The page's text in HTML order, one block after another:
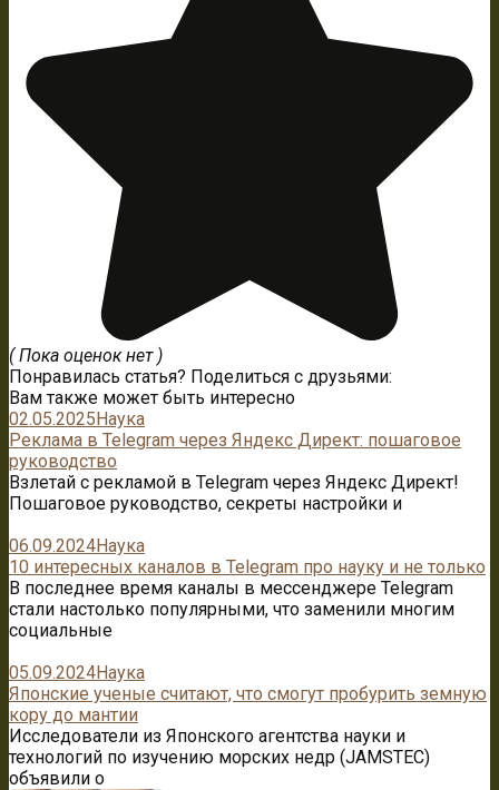
( Пока оценок нет )
Понравилась статья? Поделиться с друзьями:
Вам также может быть интересно
02.05.2025Наука
Реклама в Telegram через Яндекс Директ: пошаговое
руководство
Взлетай с рекламой в Telegram через Яндекс Директ!
Пошаговое руководство, секреты настройки и
06.09.2024Наука
10 интересных каналов в Telegram про науку и не только
В последнее время каналы в мессенджере Telegram
стали настолько популярными, что заменили многим
социальные
05.09.2024Наука
Японские ученые считают, что смогут пробурить земную
кору до мантии
Исследователи из Японского агентства науки и
технологий по изучению морских недр (JAMSTEC)
объявили о